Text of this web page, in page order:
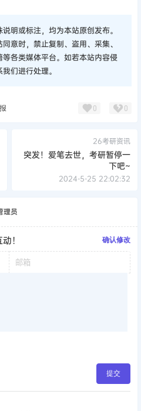
明或标注，均为本站原创发布。
意时，禁止复制、盗用、采集、
各类媒体平台。如若本站内容侵
们进行处理。
0 0
26考研资讯
突发！爱笔去世，考研暂停一
下吧~
2024-5-25 22:02:32
理员
！ 确认修改
提交